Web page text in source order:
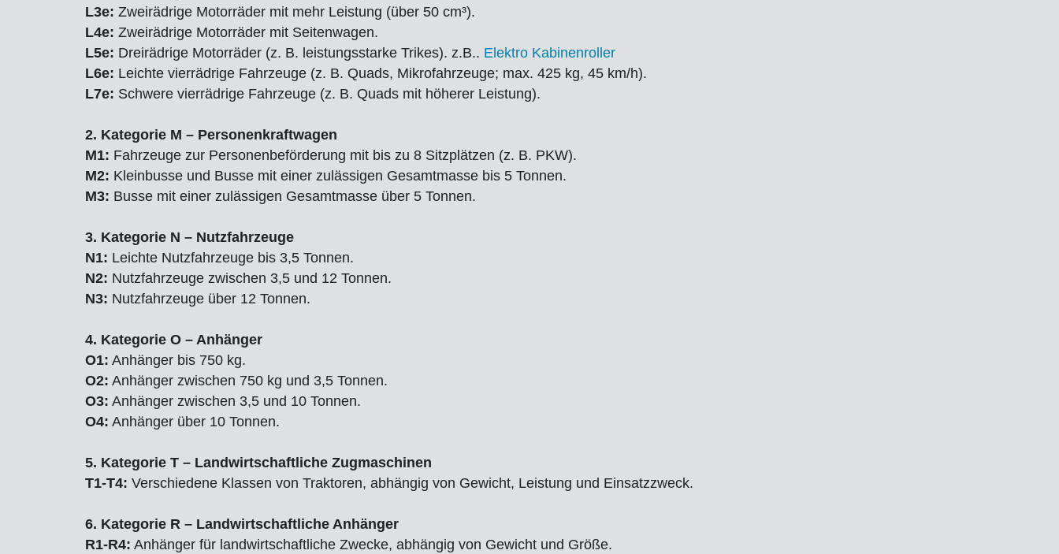
L3e: Zweirädrige Motorräder mit mehr Leistung (über 50 cm³).
L4e: Zweirädrige Motorräder mit Seitenwagen.
L5e: Dreirädrige Motorräder (z. B. leistungsstarke Trikes). z.B.. Elektro Kabinenroller
L6e: Leichte vierrädrige Fahrzeuge (z. B. Quads, Mikrofahrzeuge; max. 425 kg, 45 km/h).
L7e: Schwere vierrädrige Fahrzeuge (z. B. Quads mit höherer Leistung).
2. Kategorie M – Personenkraftwagen
M1: Fahrzeuge zur Personenbeförderung mit bis zu 8 Sitzplätzen (z. B. PKW).
M2: Kleinbusse und Busse mit einer zulässigen Gesamtmasse bis 5 Tonnen.
M3: Busse mit einer zulässigen Gesamtmasse über 5 Tonnen.
3. Kategorie N – Nutzfahrzeuge
N1: Leichte Nutzfahrzeuge bis 3,5 Tonnen.
N2: Nutzfahrzeuge zwischen 3,5 und 12 Tonnen.
N3: Nutzfahrzeuge über 12 Tonnen.
4. Kategorie O – Anhänger
O1: Anhänger bis 750 kg.
O2: Anhänger zwischen 750 kg und 3,5 Tonnen.
O3: Anhänger zwischen 3,5 und 10 Tonnen.
O4: Anhänger über 10 Tonnen.
5. Kategorie T – Landwirtschaftliche Zugmaschinen
T1-T4: Verschiedene Klassen von Traktoren, abhängig von Gewicht, Leistung und Einsatzzweck.
6. Kategorie R – Landwirtschaftliche Anhänger
R1-R4: Anhänger für landwirtschaftliche Zwecke, abhängig von Gewicht und Größe.